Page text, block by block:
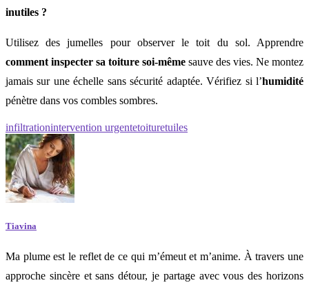
inutiles ?
Utilisez des jumelles pour observer le toit du sol. Apprendre
comment inspecter sa toiture soi-même sauve des vies. Ne montez
jamais sur une échelle sans sécurité adaptée. Vérifiez si l’humidité
pénètre dans vos combles sombres.
infiltrationintervention urgentetoituretuiles
Tiavina
Ma plume est le reflet de ce qui m’émeut et m’anime. À travers une
approche sincère et sans détour, je partage avec vous des horizons